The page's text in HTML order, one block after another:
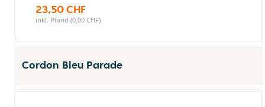
23,50 CHF
inkl. Pfand (0,00 CHF)
Cordon Bleu Parade